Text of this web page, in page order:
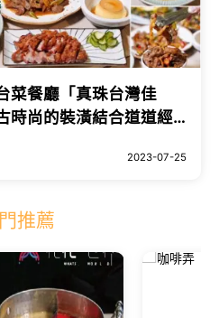
菜餐廳「真珠台灣佳
時尚的裝潢結合道道經
的美食日記
2023-07-25
推薦